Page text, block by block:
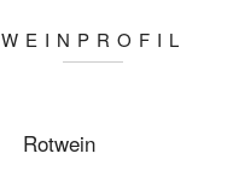
WEINPROFIL
Rotwein